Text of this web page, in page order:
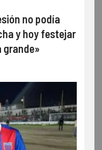
no podía
y hoy festejar
grande»